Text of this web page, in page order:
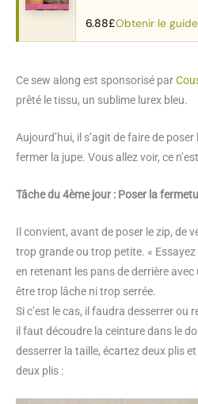
6.88£Obtenir le
Ce sew along est sponsorisé par
prêté le tissu, un sublime lurex bleu.
Aujourd’hui, il s’agit de faire de poser
fermer la jupe. Vous allez voir, ce
Tâche du 4ème jour : Poser la
Il convient, avant de poser le zip, de
trop grande ou trop petite. «
en retenant les pans de derrière avec
être trop lâche ni trop serrée.
Si c’est le cas, il faudra desserrer ou
il faut découdre la ceinture dans le
desserrer la taille, écartez deux plis
deux plis :